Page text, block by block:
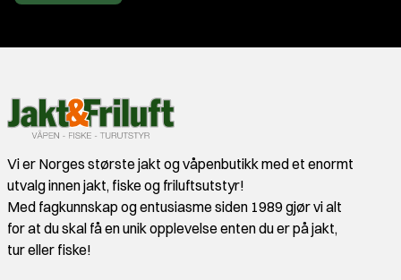
Vi er Norges største jakt og våpenbutikk med et enormt
utvalg innen jakt, fiske og friluftsutstyr!
Med fagkunnskap og entusiasme siden 1989 gjør vi alt
for at du skal få en unik opplevelse enten du er på jakt,
tur eller fiske!